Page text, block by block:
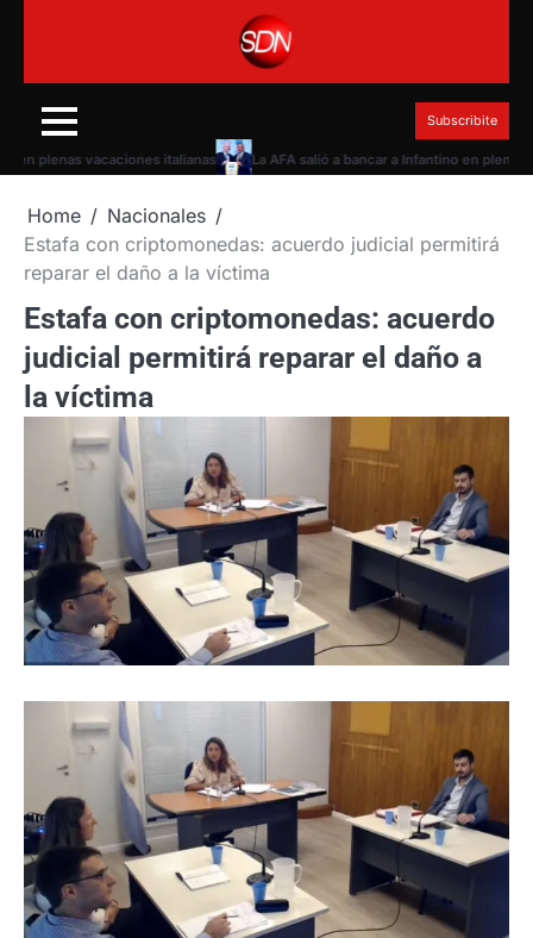
Subscribite
vacaciones italianas La AFA salió a bancar a Infantino en plena
Home
Nacionales
Estafa con criptomonedas: acuerdo judicial permitirá
reparar el daño a la víctima
Estafa con criptomonedas: acuerdo
judicial permitirá reparar el daño a
la víctima